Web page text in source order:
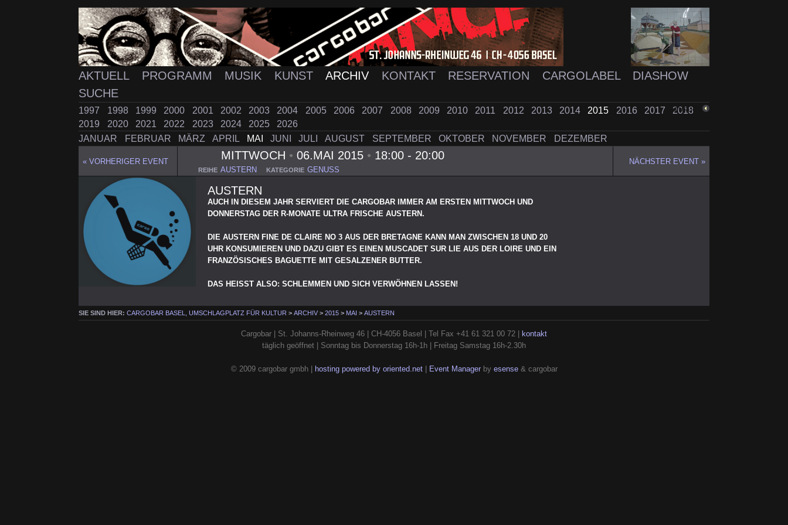
AKTUELL PROGRAMM MUSIK KUNST ARCHIV KONTAKT RESERVATION CARGOLABEL
DIASHOW
SUCHE
1997 1998 1999 2000 2001 2002 2003 2004 2005 2006 2007 2008 2009 2010 2011 2012 2013 2014 2015 2016 2017
2018
2019
2020 2021 2022 2023 2024 2025
2026
JANUAR
FEBRUAR MÄRZ APRIL MAI JUNI JULI AUGUST SEPTEMBER OKTOBER NOVEMBER DEZEMBER
ZURÜCK
« VORHERIGER EVENT MITTWOCH • 06.MAI 2015 • 18:00 - 20:00
REIHE AUSTERN KATEGORIE GENUSS
NÄCHSTER EVENT »
AUSTERN
AUCH IN DIESEM JAHR SERVIERT DIE CARGOBAR IMMER AM ERSTEN MITTWOCH UND
DONNERSTAG DER R-MONATE ULTRA FRISCHE AUSTERN.
DIE AUSTERN FINE DE CLAIRE NO 3 AUS DER BRETAGNE KANN MAN ZWISCHEN 18 UND 20
UHR KONSUMIEREN UND DAZU GIBT ES EINEN MUSCADET SUR LIE AUS DER LOIRE UND EIN
FRANZÖSISCHES BAGUETTE MIT GESALZENER BUTTER.
DAS HEISST ALSO: SCHLEMMEN UND SICH VERWÖHNEN LASSEN!
SIE SIND HIER:CARGOBAR BASEL, UMSCHLAGPLATZ FÜR KULTUR >ARCHIV >2015 > MAI >AUSTERN
Cargobar | St. Johanns-Rheinweg 46 | CH-4056 Basel | Tel Fax +41 61 321 00 72 |
kontakt
täglich geöffnet | Sonntag bis Donnerstag 16h-1h | Freitag Samstag 16h-2.30h
© 2009 cargobar gmbh | hosting powered by oriented.net| Event Managerby esense& cargobar